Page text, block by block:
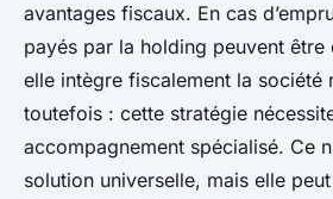
avantages fiscaux. En cas
payés par la holding peuvent être
elle intègre fiscalement la société
toutefois : cette stratégie
accompagnement spécialisé. Ce
solution universelle, mais elle